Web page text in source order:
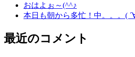
おはよぉ～(^^♪
本日も朝から多忙！中。。。(
最近のコメント